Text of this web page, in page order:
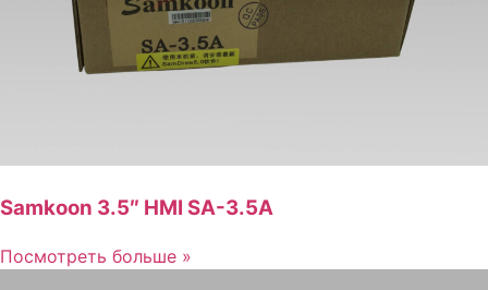
Samkoon 3.5″ HMI SA-3.5A
Посмотреть больше »